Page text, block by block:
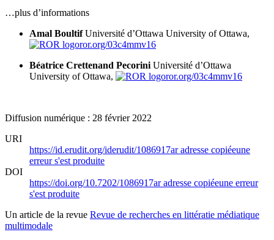
…plus d’informations
Amal Boultif Université d’Ottawa University of Ottawa,
ror.org/03c4mmv16
Béatrice Crettenand Pecorini Université d’Ottawa
University of Ottawa,
ror.org/03c4mmv16
Diffusion numérique : 28 février 2022
URI
https://id.erudit.org/iderudit/1086917aradresse copiéeune
erreur s'est produite
DOI
https://doi.org/10.7202/1086917aradresse copiéeune erreur
s'est produite
Un article de la revue Revue de recherches en littératie médiatique
multimodale